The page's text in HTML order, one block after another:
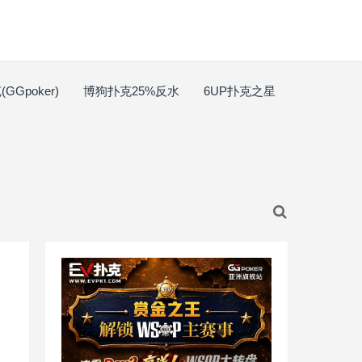
博狗扑克25%反水 6UP扑克之星